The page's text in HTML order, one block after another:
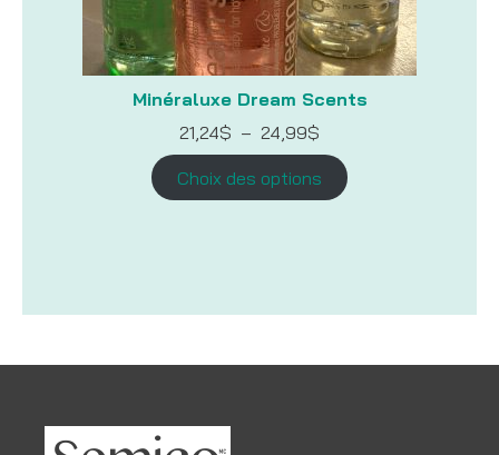
Minéraluxe Dream Scents
21,24$ – 24,99$
prix :
21,24$
à
Choix des options